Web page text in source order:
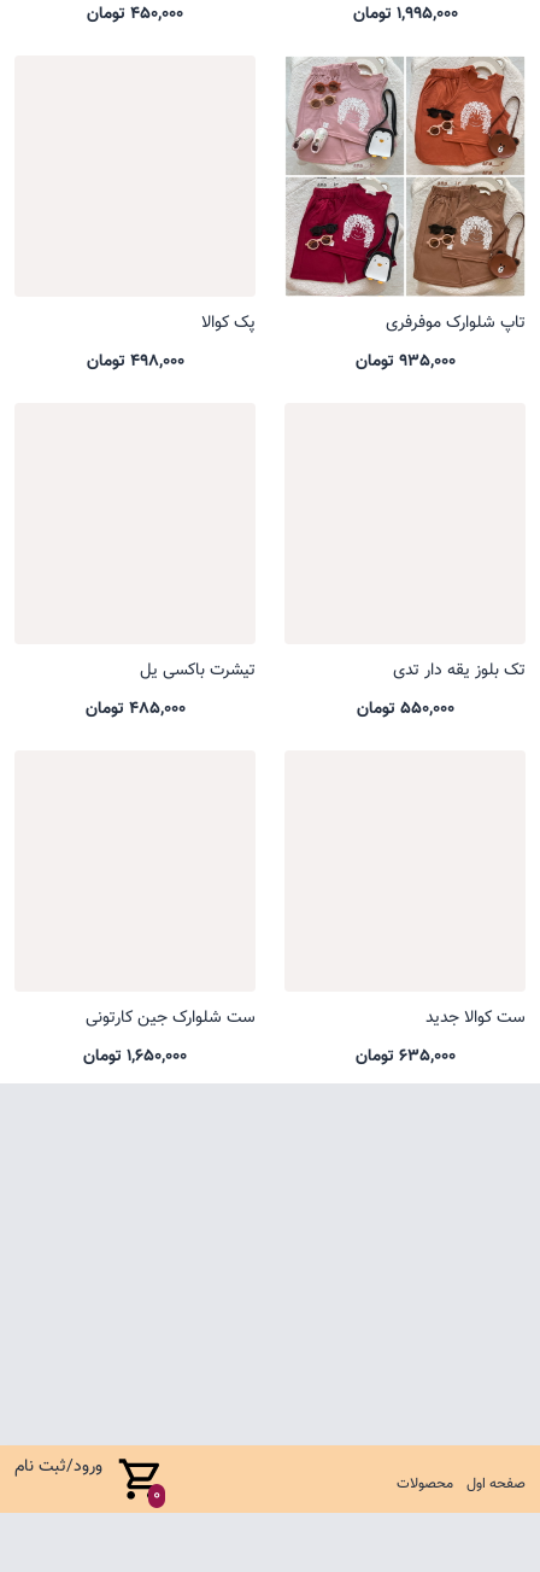
صفحه اول محصولات 0
ورود/ثبت نام
1,995,000 تومان
450,000 تومان
تاپ شلوارک موفرفری
935,000 تومان
پک کوالا
498,000 تومان
تک بلوز یقه دار تدی
550,000 تومان
تیشرت باکسی یل
485,000 تومان
ست کوالا جدید
635,000 تومان
ست شلوارک جین کارتونی
1,650,000 تومان